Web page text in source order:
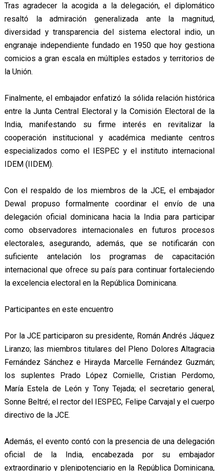
Tras agradecer la acogida a la delegación, el diplomático
resaltó la admiración generalizada ante la magnitud,
diversidad y transparencia del sistema electoral indio, un
engranaje independiente fundado en 1950 que hoy gestiona
comicios a gran escala en múltiples estados y territorios de
la Unión.
Finalmente, el embajador enfatizó la sólida relación histórica
entre la Junta Central Electoral y la Comisión Electoral de la
India, manifestando su firme interés en revitalizar la
cooperación institucional y académica mediante centros
especializados como el IESPEC y el instituto internacional
IDEM (IIDEM).
Con el respaldo de los miembros de la JCE, el embajador
Dewal propuso formalmente coordinar el envío de una
delegación oficial dominicana hacia la India para participar
como observadores internacionales en futuros procesos
electorales, asegurando, además, que se notificarán con
suficiente antelación los programas de capacitación
internacional que ofrece su país para continuar fortaleciendo
la excelencia electoral en la República Dominicana.
Participantes en este encuentro
Por la JCE participaron su presidente, Román Andrés Jáquez
Liranzo; las miembros titulares del Pleno Dolores Altagracia
Fernández Sánchez e Hirayda Marcelle Fernández Guzmán;
los suplentes Prado López Cornielle, Cristian Perdomo,
María Estela de León y Tony Tejada; el secretario general,
Sonne Beltré; el rector del IESPEC, Felipe Carvajal y el cuerpo
directivo de la JCE.
Además, el evento contó con la presencia de una delegación
oficial de la India, encabezada por su embajador
extraordinario y plenipotenciario en la República Dominicana,